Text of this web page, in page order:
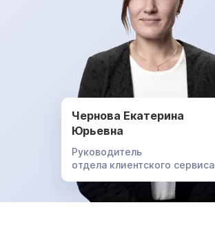
Чернова Екатерина
Юрьевна
Руководитель
отдела клиентского сервиса